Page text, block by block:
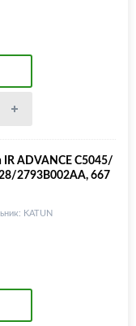
ADVANCE C5045/
2793B002AA, 667
KATUN